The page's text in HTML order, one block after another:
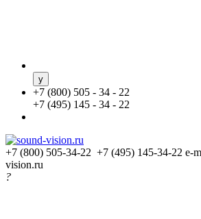
+7 (800) 505 - 34 - 22
+7 (495) 145 - 34 - 22
+7 (800) 505-34-22 +7 (495) 145-34-22 e-
vision.ru
?